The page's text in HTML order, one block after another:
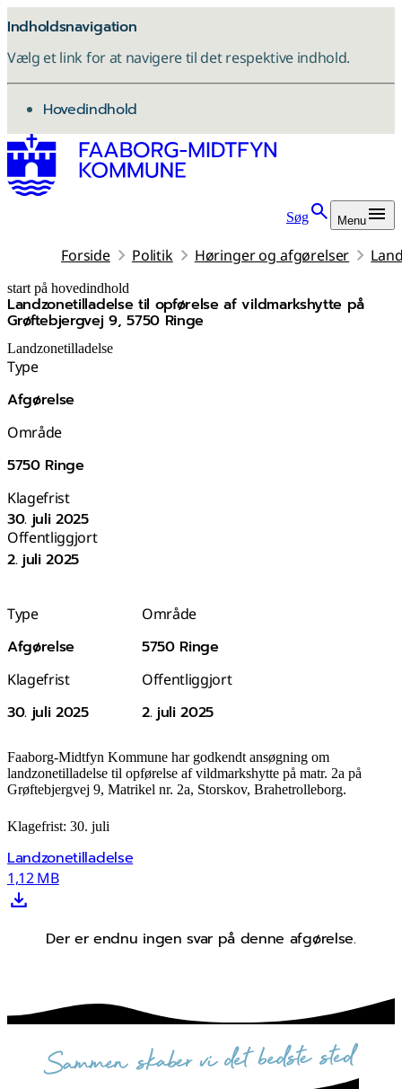
Indholdsnavigation
Vælg et link for at navigere til det respektive indhold.
gå til
Hovedindhold
Søg Menu
Forside Politik Høringer og afgørelser
start på hovedindhold
Landzonetilladelse til opførelse af vildmarkshytte på
Grøftebjergvej 9, 5750 Ringe
senest opdateret 3. december 2025
Landzonetilladelse
Type
Afgørelse
Område
5750 Ringe
Klagefrist
30. juli 2025
Offentliggjort
2. juli 2025
Type
Afgørelse
Område
5750 Ringe
Klagefrist
30. juli 2025
Offentliggjort
2. juli 2025
Faaborg-Midtfyn Kommune har godkendt ansøgning om
landzonetilladelse til opførelse af vildmarkshytte på matr. 2a på
Grøftebjergvej 9, Matrikel nr. 2a, Storskov, Brahetrolleborg.
Klagefrist: 30. juli
Landzonetilladelse
1,12 MB
Der er endnu ingen svar på denne afgørelse.
sammen skaber vi det bedste sted